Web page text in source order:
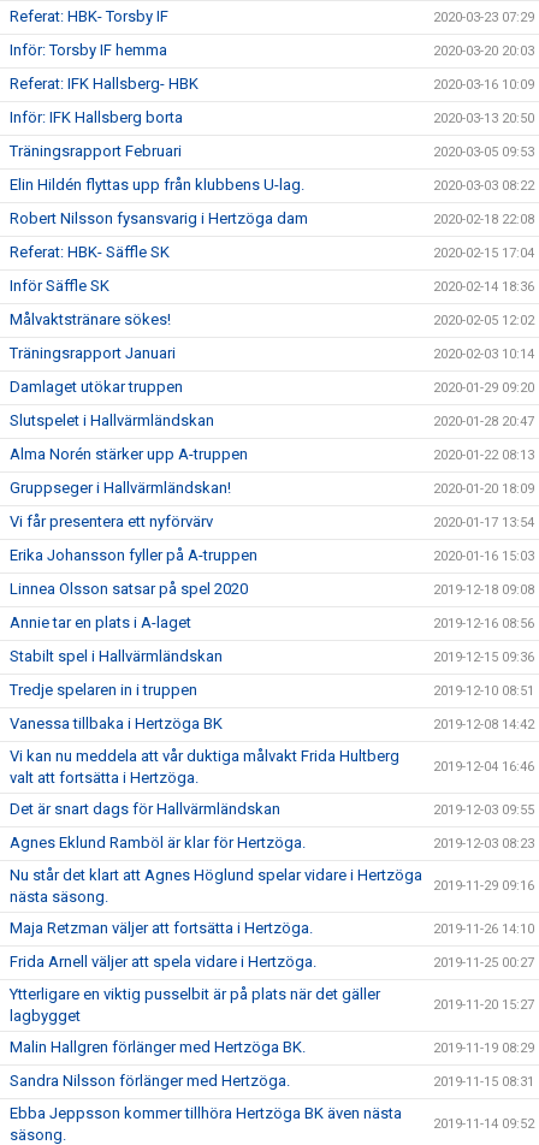
Referat: HBK- Torsby IF 2020-03-23 07:29
Inför: Torsby IF hemma 2020-03-20 20:03
Referat: IFK Hallsberg- HBK 2020-03-16 10:09
Inför: IFK Hallsberg borta 2020-03-13 20:50
Träningsrapport Februari 2020-03-05 09:53
Elin Hildén flyttas upp från klubbens U-lag. 2020-03-03 08:22
Robert Nilsson fysansvarig i Hertzöga dam 2020-02-18 22:08
Referat: HBK- Säffle SK 2020-02-15 17:04
Inför Säffle SK 2020-02-14 18:36
Målvaktstränare sökes! 2020-02-05 12:02
Träningsrapport Januari 2020-02-03 10:14
Damlaget utökar truppen 2020-01-29 09:20
Slutspelet i Hallvärmländskan 2020-01-28 20:47
Alma Norén stärker upp A-truppen 2020-01-22 08:13
Gruppseger i Hallvärmländskan! 2020-01-20 18:09
Vi får presentera ett nyförvärv 2020-01-17 13:54
Erika Johansson fyller på A-truppen 2020-01-16 15:03
Linnea Olsson satsar på spel 2020 2019-12-18 09:08
Annie tar en plats i A-laget 2019-12-16 08:56
Stabilt spel i Hallvärmländskan 2019-12-15 09:36
Tredje spelaren in i truppen 2019-12-10 08:51
Vanessa tillbaka i Hertzöga BK 2019-12-08 14:42
Vi kan nu meddela att vår duktiga målvakt Frida Hultberg
valt att fortsätta i Hertzöga.
2019-12-04 16:46
Det är snart dags för Hallvärmländskan 2019-12-03 09:55
Agnes Eklund Ramböl är klar för Hertzöga. 2019-12-03 08:23
Nu står det klart att Agnes Höglund spelar vidare i Hertzöga
nästa säsong.
2019-11-29 09:16
Maja Retzman väljer att fortsätta i Hertzöga. 2019-11-26 14:10
Frida Arnell väljer att spela vidare i Hertzöga. 2019-11-25 00:27
Ytterligare en viktig pusselbit är på plats när det gäller
lagbygget
2019-11-20 15:27
Malin Hallgren förlänger med Hertzöga BK. 2019-11-19 08:29
Sandra Nilsson förlänger med Hertzöga. 2019-11-15 08:31
Ebba Jeppsson kommer tillhöra Hertzöga BK även nästa
säsong.
2019-11-14 09:52